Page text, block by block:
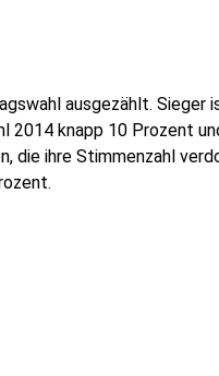
ausgezählt. Sieger
2014 knapp 10 Prozent
die ihre Stimmenzahl